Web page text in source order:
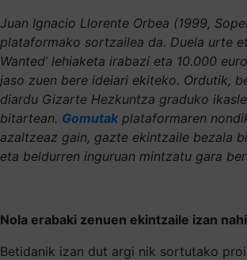
Juan Ignacio Llorente Orbea (1999,
plataformako sortzailea da. Duela urte
Wanted’ lehiaketa irabazi eta 10.000
jaso zuen bere ideiari ekiteko. Ordutik,
diardu Gizarte Hezkuntza graduko
bitartean. Gomutakplataformaren
azaltzeaz gain, gazte ekintzaile bezala
eta beldurren inguruan mintzatu gara
Nola erabaki zenuen ekintzaile izan
Betidanik izan dut argi nik sortutako